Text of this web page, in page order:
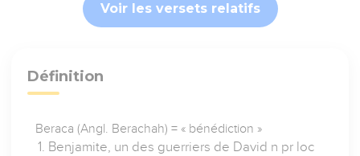
Voir les versets relatifs
Définition
Beraca (Angl. Berachah) = « bénédiction »
Benjamite, un des guerriers de David n pr loc